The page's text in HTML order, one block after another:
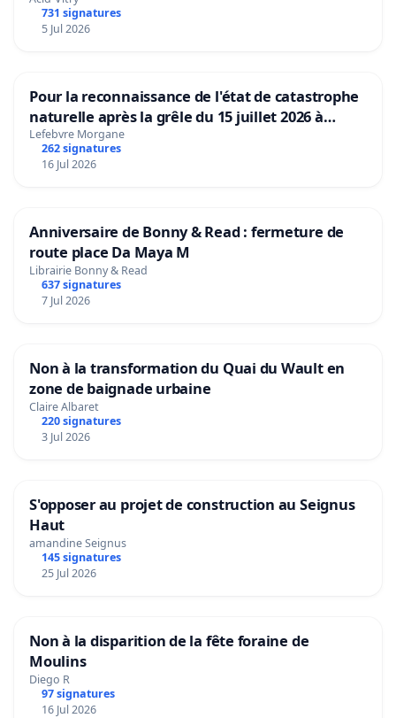
731 signatures
5 Jul 2026
Pour la reconnaissance de l'état de catastrophe
naturelle après la grêle du 15 juillet 2026 à
Aubenas et ses alentours
Lefebvre Morgane
262 signatures
16 Jul 2026
Anniversaire de Bonny & Read : fermeture de
route place Da Maya M
Librairie Bonny & Read
637 signatures
7 Jul 2026
Non à la transformation du Quai du Wault en
zone de baignade urbaine
Claire Albaret
220 signatures
3 Jul 2026
S'opposer au projet de construction au Seignus
Haut
amandine Seignus
145 signatures
25 Jul 2026
Non à la disparition de la fête foraine de
Moulins
Diego R
97 signatures
16 Jul 2026